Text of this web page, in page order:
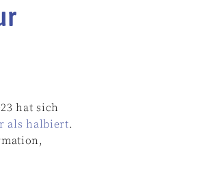
hat sich
als halbiert.